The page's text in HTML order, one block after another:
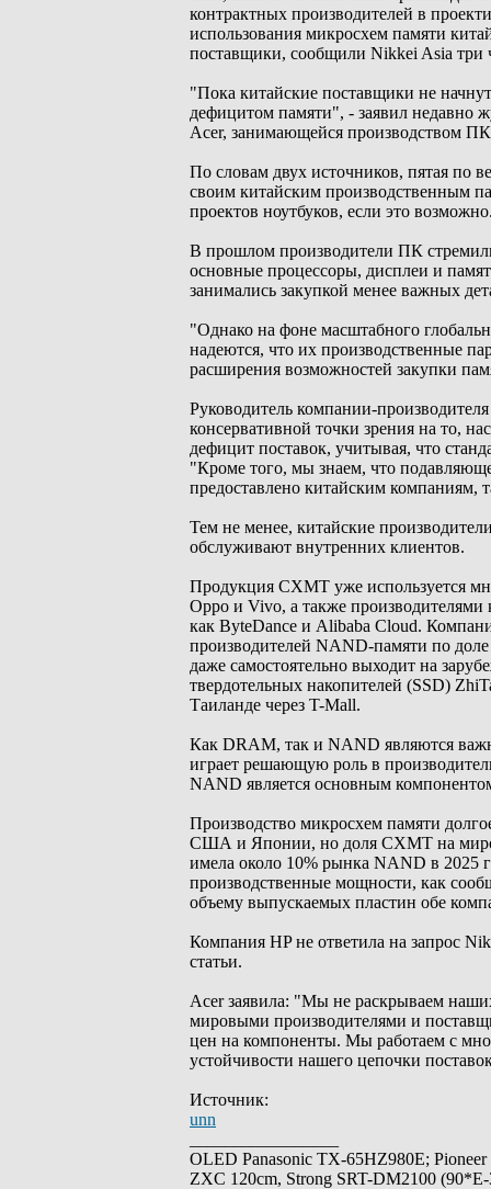
контрактных производителей в
использования микросхем памяти
поставщики, сообщили Nikkei Asia три
"Пока китайские поставщики не
дефицитом памяти", - заявил недавно
Acer, занимающейся производством
По словам двух источников, пятая по
своим китайским производственным
проектов ноутбуков, если это
В прошлом производители ПК
основные процессоры, дисплеи и
занимались закупкой менее важных
"Однако на фоне масштабного
надеются, что их производственные
расширения возможностей закупки
Руководитель компании-
консервативной точки зрения на то,
дефицит поставок, учитывая, что
"Кроме того, мы знаем, что
предоставлено китайским компаниям,
Тем не менее, китайские
обслуживают внутренних клиентов.
Продукция CXMT уже используется
Oppo и Vivo, а также
как ByteDance и Alibaba Cloud.
производителей NAND-памяти по
даже самостоятельно выходит на
твердотельных накопителей (SSD)
Таиланде через T-Mall.
Как DRAM, так и NAND являются
играет решающую роль в
NAND является основным
Производство микросхем памяти
США и Японии, но доля CXMT на
имела около 10% рынка NAND в 2025
производственные мощности, как
объему выпускаемых пластин обе
Компания HP не ответила на запрос
статьи.
Acer заявила: "Мы не раскрываем
мировыми производителями и
цен на компоненты. Мы работаем с
устойчивости нашего цепочки
Источник:
unn
OLED Panasonic TX-65HZ980E;
ZXC 120cm, Strong SRT-DM2100